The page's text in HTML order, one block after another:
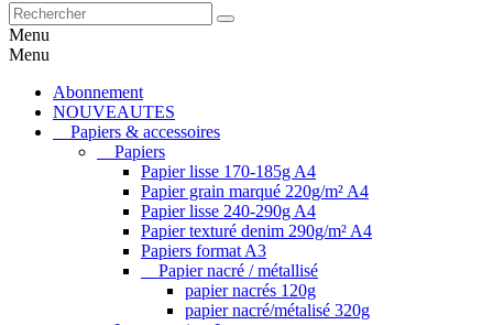
Menu
Menu
Abonnement
NOUVEAUTES
Papiers & accessoires
Papiers
Papier lisse 170-185g A4
Papier grain marqué 220g/m² A4
Papier lisse 240-290g A4
Papier texturé denim 290g/m² A4
Papiers format A3
Papier nacré / métallisé
papier nacrés 120g
papier nacré/métalisé 320g